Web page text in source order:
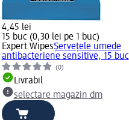
4,45 lei
15 buc (0,30 lei pe 1 buc)
Expert WipesȘervețele umede
antibacteriene sensitive, 15 buc
(0)
Livrabil
selectare magazin dm